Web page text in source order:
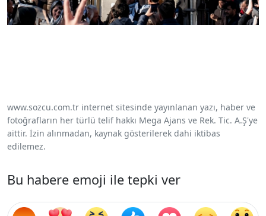
www.sozcu.com.tr internet sitesinde yayınlanan yazı, haber ve
fotoğrafların her türlü telif hakkı Mega Ajans ve Rek. Tic. A.Ş'ye
aittir. İzin alınmadan, kaynak gösterilerek dahi iktibas
edilemez.
Bu habere emoji ile tepki ver